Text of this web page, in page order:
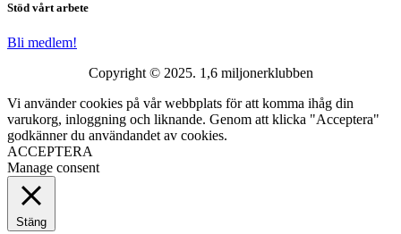
Stöd vårt arbete
Bli medlem!
Copyright © 2025. 1,6 miljonerklubben
Vi använder cookies på vår webbplats för att komma ihåg din
varukorg, inloggning och liknande. Genom att klicka "Acceptera"
godkänner du användandet av cookies.
ACCEPTERA
Manage consent
Stäng